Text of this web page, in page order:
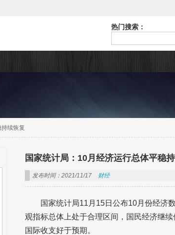
热门搜索：
续恢复
国家统计局：10月经济运行总体平稳
发布时间：2021/11/17 财经
国家统计局11月15日公布10月份经济
观指标总体上处于合理区间，国民经济继
国际收支好于预期。